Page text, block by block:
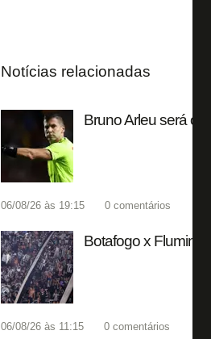
Notícias relacionadas
Bruno Arleu será o
06/08/26 às 19:15 0 comentários
Botafogo x
06/08/26 às 11:15 0 comentários